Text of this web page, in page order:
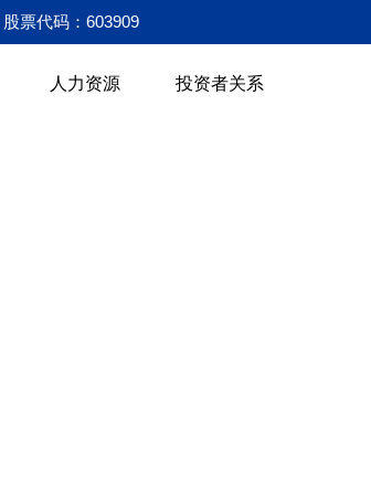
股票代码：603909
人力资源 投资者关系